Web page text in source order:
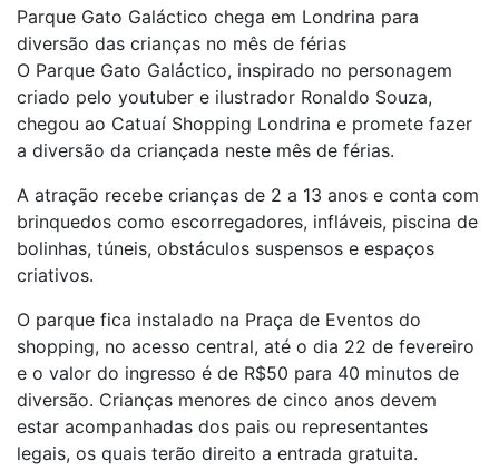
Parque Gato Galáctico chega em Londrina para
diversão das crianças no mês de férias
O Parque Gato Galáctico, inspirado no personagem
criado pelo youtuber e ilustrador Ronaldo Souza,
chegou ao Catuaí Shopping Londrina e promete fazer
a diversão da criançada neste mês de férias.
A atração recebe crianças de 2 a 13 anos e conta com
brinquedos como escorregadores, infláveis, piscina de
bolinhas, túneis, obstáculos suspensos e espaços
criativos.
O parque fica instalado na Praça de Eventos do
shopping, no acesso central, até o dia 22 de fevereiro
e o valor do ingresso é de R$50 para 40 minutos de
diversão. Crianças menores de cinco anos devem
estar acompanhadas dos pais ou representantes
legais, os quais terão direito a entrada gratuita.